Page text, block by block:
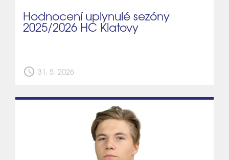
Hodnocení uplynulé sezóny
2025/2026 HC Klatovy
schedule 31. 5. 2026